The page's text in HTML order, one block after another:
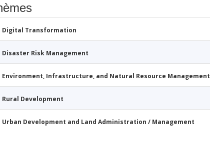
Digital Transformation
Disaster Risk Management
Environment, Infrastructure, and Natural Resource Management
Rural Development
Urban Development and Land Administration / Management